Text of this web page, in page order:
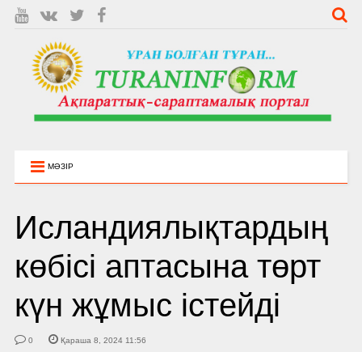
МӘЗІР
Исландиялықтардың
көбісі аптасына төрт
күн жұмыс істейді
0 Қараша 8, 2024 11:56